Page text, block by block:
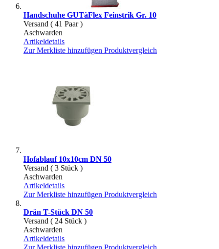
Handschuhe GUTàFlex Feinstrik Gr. 10
Versand ( 41 Paar )
Aschwarden
Artikeldetails
Zur Merkliste hinzufügen Produktvergleich
Hofablauf 10x10cm DN 50
Versand ( 3 Stück )
Aschwarden
Artikeldetails
Zur Merkliste hinzufügen Produktvergleich
Drän T-Stück DN 50
Versand ( 24 Stück )
Aschwarden
Artikeldetails
Zur Merkliste hinzufügen Produktvergleich